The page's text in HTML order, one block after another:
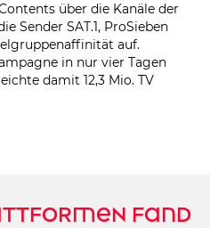
über die Kanäle der
Sender SAT.1, ProSieben
auf.
in nur vier Tagen
damit 12,3 Mio. TV
fand